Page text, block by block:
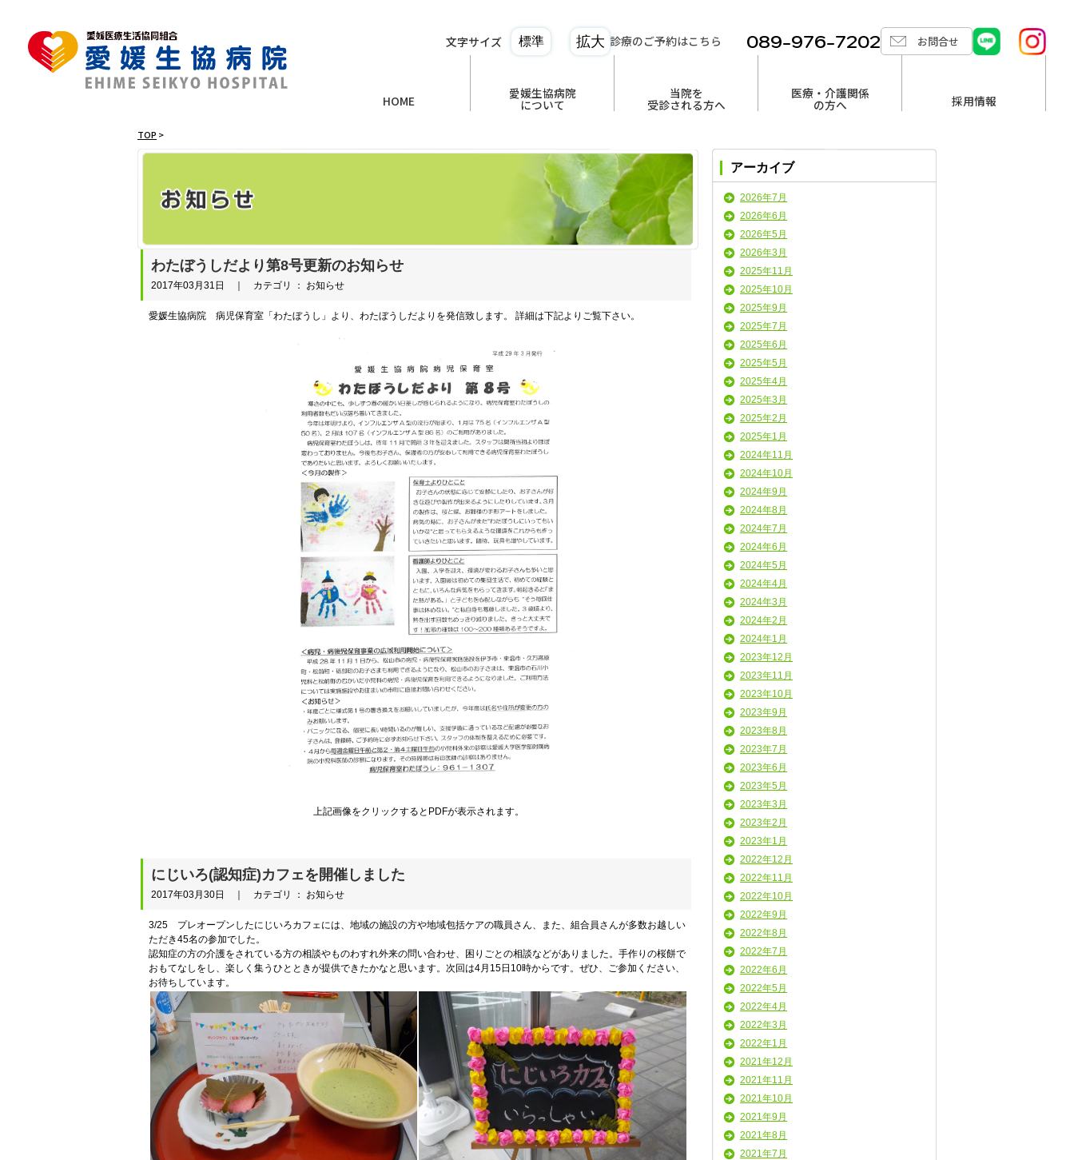
文字サイズ 標準 拡大 診療のご予約はこちら 089-976-7202 お問合せ
HOME 愛媛生協病院
について
当院を
受診される方へ
医療・介護関係
の方へ 採用情報
TOP >
わたぼうしだより第8号更新のお知らせ
2017年03月31日 ｜ カテゴリ ： お知らせ
愛媛生協病院 病児保育室「わたぼうし」より、わたぼうしだよりを発信致します。 詳細は下記よりご覧下さい。
上記画像をクリックするとPDFが表示されます。
にじいろ(認知症)カフェを開催しました
2017年03月30日 ｜ カテゴリ ： お知らせ
3/25 プレオープンしたにじいろカフェには、地域の施設の方や地域包括ケアの職員さん、また、組合員さんが多数お越しい
ただき45名の参加でした。
認知症の方の介護をされている方の相談やものわすれ外来の問い合わせ、困りごとの相談などがありました。手作りの桜餅で
おもてなしをし、楽しく集うひとときが提供できたかなと思います。次回は4月15日10時からです。ぜひ、ご参加ください、
お待ちしています。
アーカイブ
2026年7月
2026年6月
2026年5月
2026年3月
2025年11月
2025年10月
2025年9月
2025年7月
2025年6月
2025年5月
2025年4月
2025年3月
2025年2月
2025年1月
2024年11月
2024年10月
2024年9月
2024年8月
2024年7月
2024年6月
2024年5月
2024年4月
2024年3月
2024年2月
2024年1月
2023年12月
2023年11月
2023年10月
2023年9月
2023年8月
2023年7月
2023年6月
2023年5月
2023年3月
2023年2月
2023年1月
2022年12月
2022年11月
2022年10月
2022年9月
2022年8月
2022年7月
2022年6月
2022年5月
2022年4月
2022年3月
2022年1月
2021年12月
2021年11月
2021年10月
2021年9月
2021年8月
2021年7月